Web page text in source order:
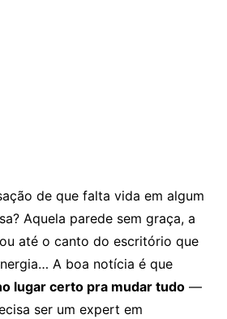
de que falta vida em algum
Aquela parede sem graça, a
até o canto do escritório que
A boa notícia é que
lugar certo pra mudar tudo—
ser um expert em